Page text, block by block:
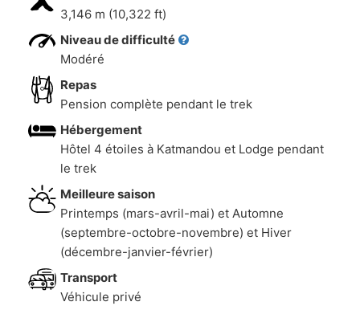
3,146 m (10,322 ft)
Niveau de difficulté
Modéré
Repas
Pension complète pendant le trek
Hébergement
Hôtel 4 étoiles à Katmandou et Lodge pendant
le trek
Meilleure saison
Printemps (mars-avril-mai) et Automne
(septembre-octobre-novembre) et Hiver
(décembre-janvier-février)
Transport
Véhicule privé